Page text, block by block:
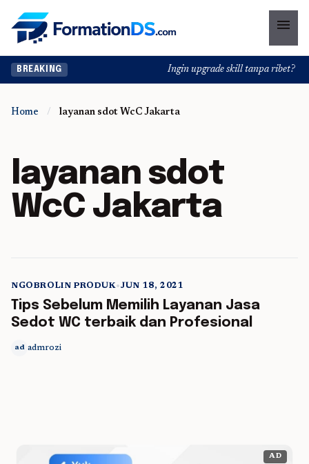
menu
BREAKING Ingin upgrade skill tanpa ribet?
Home / layanan sdot WcC Jakarta
layanan sdot
WcC Jakarta
NGOBROLIN PRODUK•JUN 18, 2021
Tips Sebelum Memilih Layanan Jasa
Sedot WC terbaik dan Profesional
ad admrozi
AD